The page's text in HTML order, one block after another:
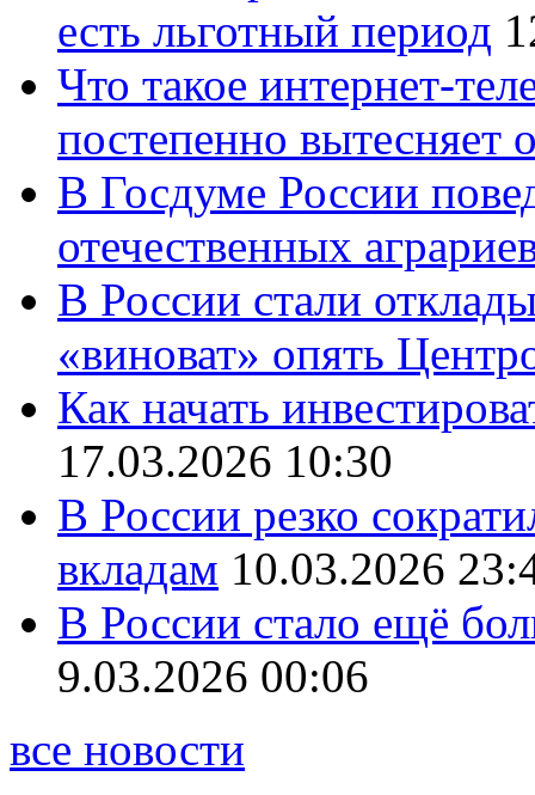
есть льготный период
Что такое интернет-
постепенно вытесняет
В Госдуме России
отечественных
В России стали
«виноват» опять
Как начать
17.03.2026 10:30
В России резко
вкладам 10.03.2026
В России стало ещё
9.03.2026 00:06
все новости